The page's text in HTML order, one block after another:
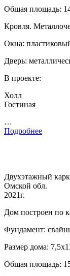
Общая площадь:
Кровля.
Окна:
Дверь:
В проекте:
Холл
Гостиная
…
Подробнее
Двухэтажный
Омской обл.
2021г.
Дом построен по
Фундамент:
Размер дома:
Общая площадь: